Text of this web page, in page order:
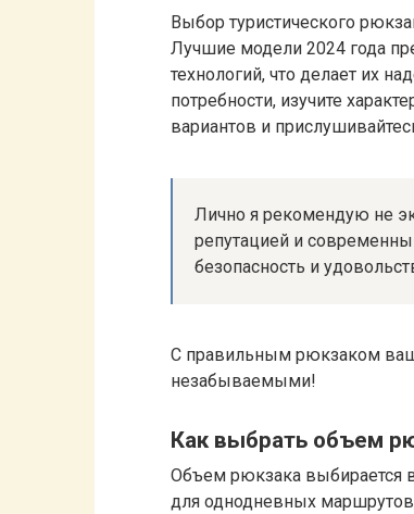
Выбор туристического
Лучшие модели 2024 года
технологий, что делает их
потребности, изучите
вариантов и
Лично я рекомендую не
репутацией и
безопасность и
С правильным рюкзаком
незабываемыми!
Как выбрать объем
Объем рюкзака выбирается
для однодневных